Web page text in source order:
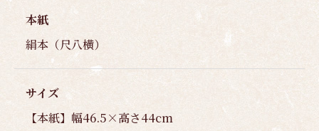
本紙
絹本（尺八横）
サイズ
【本紙】幅46.5×高さ44cm